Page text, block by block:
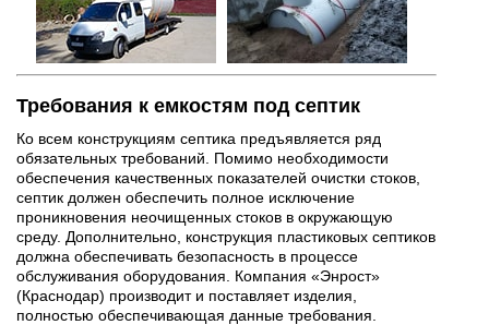
Требования к емкостям под септик
Ко всем конструкциям септика предъявляется ряд
обязательных требований. Помимо необходимости
обеспечения качественных показателей очистки стоков,
септик должен обеспечить полное исключение
проникновения неочищенных стоков в окружающую
среду. Дополнительно, конструкция пластиковых септиков
должна обеспечивать безопасность в процессе
обслуживания оборудования. Компания «Энрост»
(Краснодар) производит и поставляет изделия,
полностью обеспечивающая данные требования.